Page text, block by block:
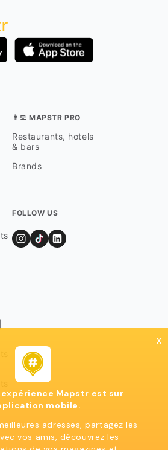
👨‍💻 MAPSTR PRO
Restaurants, hotels
& bars
Brands
FOLLOW US
x
expérience Mapstr est sur
mobile.
adresses, partagez les
vos amis, découvrez les